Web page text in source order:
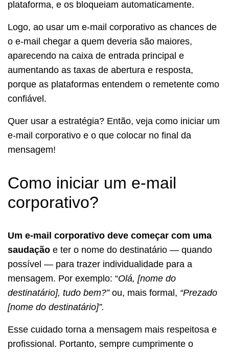
plataforma, e os bloqueiam automaticamente.
Logo, ao usar um e-mail corporativo as chances de
o e-mail chegar a quem deveria são maiores,
aparecendo na caixa de entrada principal e
aumentando as taxas de abertura e resposta,
porque as plataformas entendem o remetente como
confiável.
Quer usar a estratégia? Então, veja como iniciar um
e-mail corporativo e o que colocar no final da
mensagem!
Como iniciar um e-mail
corporativo?
Um e-mail corporativo deve começar com uma
saudação e ter o nome do destinatário — quando
possível — para trazer individualidade para a
mensagem. Por exemplo: “Olá, [nome do
destinatário], tudo bem?”ou, mais formal, “Prezado
[nome do destinatário]”.
Esse cuidado torna a mensagem mais respeitosa e
profissional. Portanto, sempre cumprimente o